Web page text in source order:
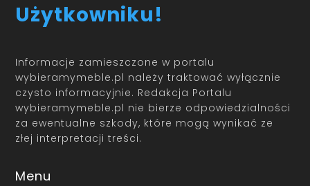
Użytkowniku!
Informacje zamieszczone w portalu
wybieramymeble.pl należy traktować wyłącznie
czysto informacyjnie. Redakcja Portalu
wybieramymeble.pl nie bierze odpowiedzialności
za ewentualne szkody, które mogą wynikać ze
złej interpretacji treści.
Menu